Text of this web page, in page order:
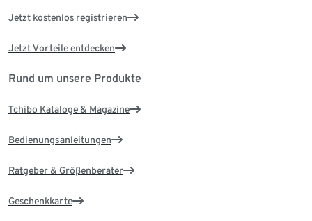
Jetzt kostenlos registrieren
Jetzt Vorteile entdecken
Rund um unsere Produkte
Tchibo Kataloge & Magazine
Bedienungsanleitungen
Ratgeber & Größenberater
Geschenkkarte